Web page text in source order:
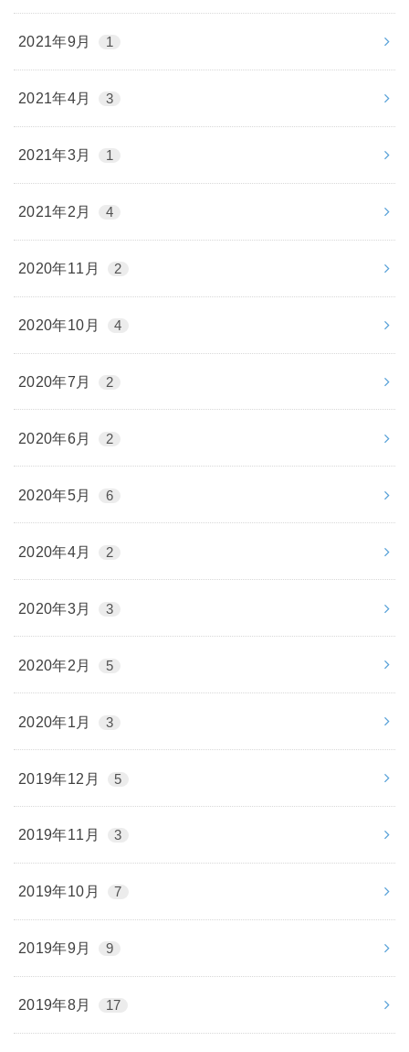
2021年9月 1
2021年4月 3
2021年3月 1
2021年2月 4
2020年11月 2
2020年10月 4
2020年7月 2
2020年6月 2
2020年5月 6
2020年4月 2
2020年3月 3
2020年2月 5
2020年1月 3
2019年12月 5
2019年11月 3
2019年10月 7
2019年9月 9
2019年8月 17